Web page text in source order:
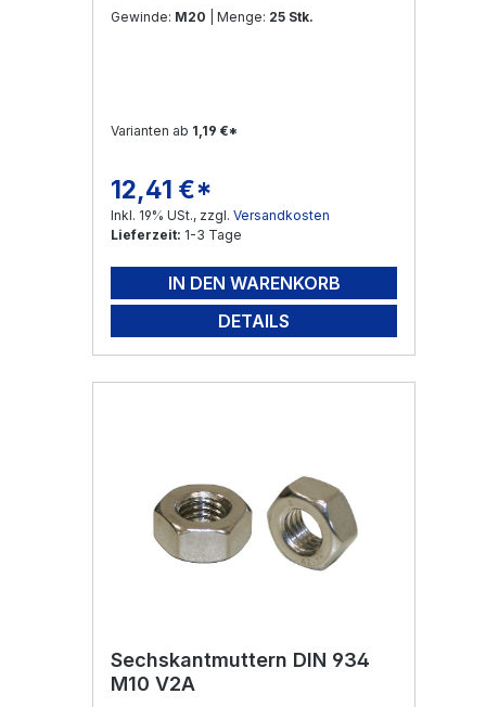
Gewinde: M20 | Menge: 25 Stk.
Varianten ab 1,19 €*
Regulärer Preis:
12,41 €*
Inkl. 19% USt., zzgl. Versandkosten
Lieferzeit: 1-3 Tage
IN DEN WARENKORB
DETAILS
Sechskantmuttern DIN 934
M10 V2A